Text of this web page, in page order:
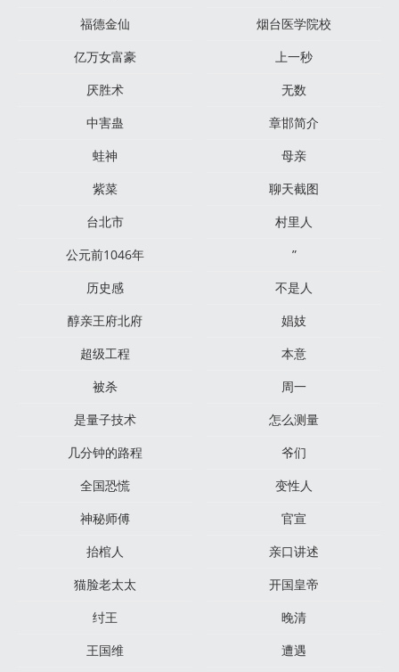
福德金仙
烟台医学院校
亿万女富豪
上一秒
厌胜术
无数
中害蛊
章邯简介
蛙神
母亲
紫菜
聊天截图
台北市
村里人
公元前1046年
”
历史感
不是人
醇亲王府北府
娼妓
超级工程
本意
被杀
周一
是量子技术
怎么测量
几分钟的路程
爷们
全国恐慌
变性人
神秘师傅
官宣
抬棺人
亲口讲述
猫脸老太太
开国皇帝
纣王
晚清
王国维
遭遇